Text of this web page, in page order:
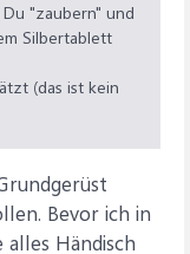
"zaubern" und
Silbertablett
(das ist kein
Bevor ich in
alles Händisch